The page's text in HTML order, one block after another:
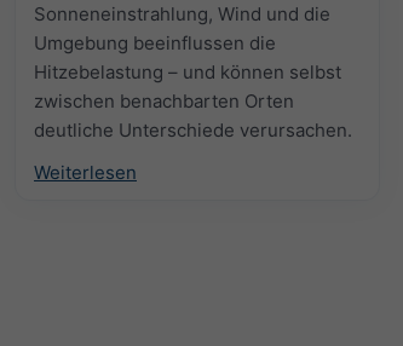
Sonneneinstrahlung, Wind und die
Umgebung beeinflussen die
Hitzebelastung – und können selbst
zwischen benachbarten Orten
deutliche Unterschiede verursachen.
Weiterlesen